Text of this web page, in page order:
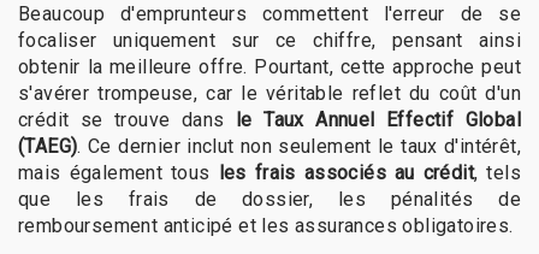
Beaucoup d'emprunteurs commettent l'erreur de se
focaliser uniquement sur ce chiffre, pensant ainsi
obtenir la meilleure offre. Pourtant, cette approche peut
s'avérer trompeuse, car le véritable reflet du coût d'un
crédit se trouve dans
le Taux Annuel Effectif Global
(TAEG). Ce dernier inclut non seulement le taux d'intérêt,
mais également tous les frais associés au crédit, tels
que les frais de dossier, les pénalités de
remboursement anticipé et les assurances obligatoires.